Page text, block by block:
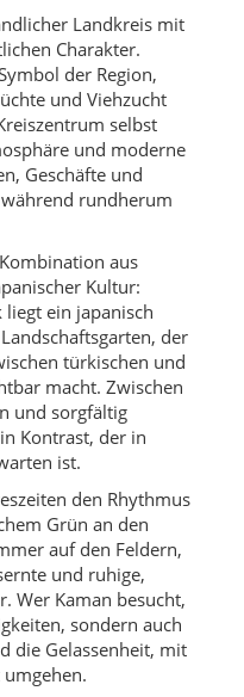
Landkreis mit
Charakter.
der Region,
und Viehzucht
selbst
und moderne
Geschäfte und
rundherum
aus
Kultur:
ein japanisch
der
türkischen und
macht. Zwischen
und sorgfältig
Kontrast, der in
ist.
den Rhythmus
Grün an den
auf den Feldern,
und ruhige,
Wer Kaman besucht,
sondern auch
die Gelassenheit, mit